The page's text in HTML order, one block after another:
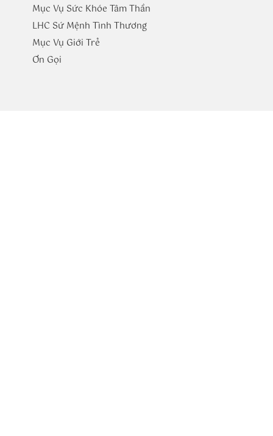
Mục Vụ Sức Khóe Tâm Thần
LHC Sứ Mệnh Tình Thương
Mục Vụ Giới Trẻ
​Ơn Gọi